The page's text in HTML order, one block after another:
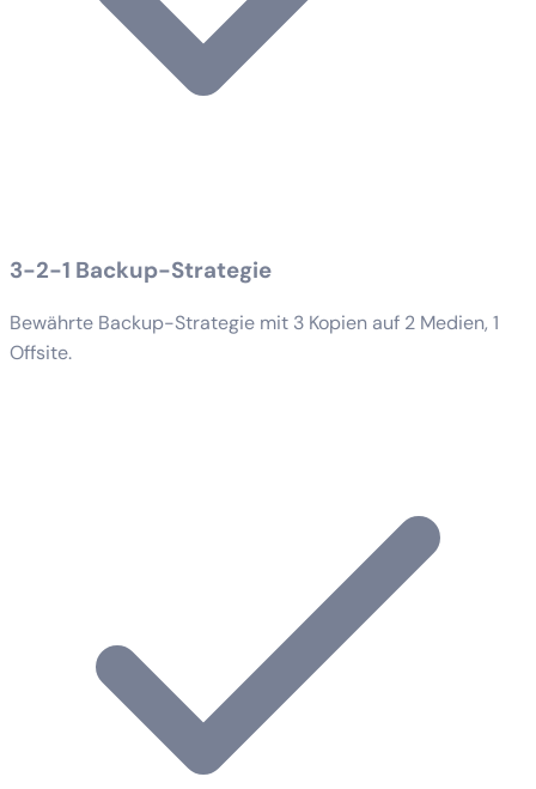
3-2-1 Backup-Strategie
Bewährte Backup-Strategie mit 3 Kopien auf 2 Medien, 1
Offsite.